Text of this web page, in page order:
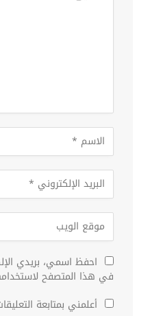
احفظ اسمي، بريدي
في هذا المتصفح
أعلمني بمتابعة